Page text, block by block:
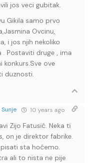
jos veci gubitak.
Gikila samo prvo
Ovcinu,
i jos njih nekoliko
Postaviti druge , ima
konkurs.Sve ove
duznosti.
Sunje 10 years ago
Zijo Fatusić. Neka ti
on je direktor fabrike.
sta hoćemo.
ali to nista ne pije